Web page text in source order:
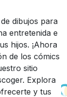
dibujos para
entretenida e
hijos. ¡Ahora
de los cómics
sitio
Explora
y tus